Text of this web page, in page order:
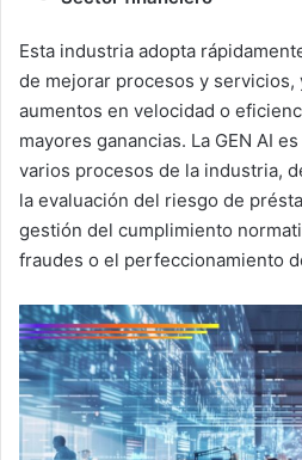
Esta industria adopta
de mejorar procesos y servicios,
aumentos en velocidad o
mayores ganancias. La GEN AI
varios procesos de la industria,
la evaluación del riesgo de
gestión del cumplimiento
fraudes o el perfeccionamiento